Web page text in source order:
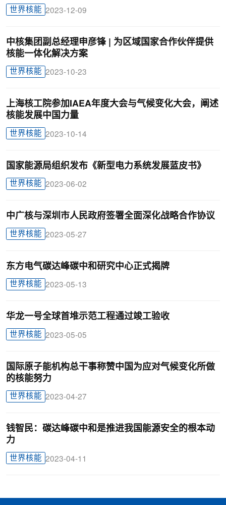
世界核能 2023-12-09
中核集团副总经理申彦锋 | 为区域国家合作伙伴提供
核能一体化解决方案
世界核能 2023-10-23
上海核工院参加IAEA年度大会与气候变化大会，阐述
核能发展中国力量
世界核能 2023-10-14
国家能源局组织发布《新型电力系统发展蓝皮书》
世界核能 2023-06-02
中广核与深圳市人民政府签署全面深化战略合作协议
世界核能 2023-05-27
东方电气碳达峰碳中和研究中心正式揭牌
世界核能 2023-05-13
华龙一号全球首堆示范工程通过竣工验收
世界核能 2023-05-05
国际原子能机构总干事称赞中国为应对气候变化所做
的核能努力
世界核能 2023-04-27
钱智民：碳达峰碳中和是推进我国能源安全的根本动
力
世界核能 2023-04-11